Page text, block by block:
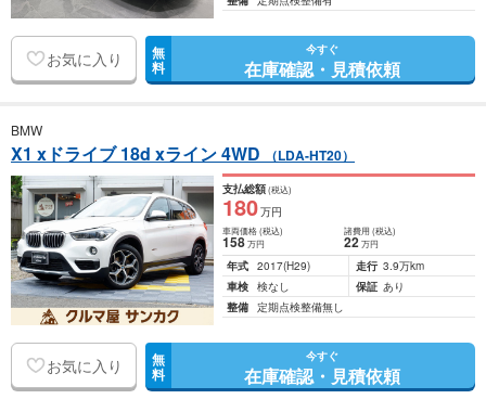
お気に入り 無
料
今すぐ
在庫確認・見積依頼
BMW
X1 xドライブ 18d xライン 4WD （LDA-HT20）
支払総額(税込)
180万円
車両価格(税込)
158万円
諸費用 (税込)
22 万円
年式 2017(H29) 走行 3.9万km
車検 検なし 保証 あり
整備 定期点検整備無し
お気に入り 無
料
今すぐ
在庫確認・見積依頼